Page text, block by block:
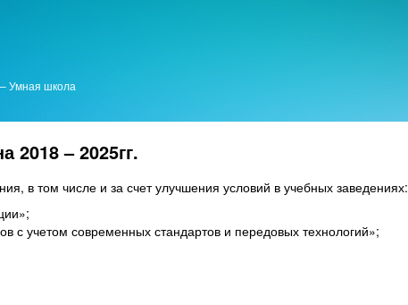
Умная школа
2018 – 2025гг.
в том числе и за счет улучшения условий в учебных заведениях:
с учетом современных стандартов и передовых технологий»;